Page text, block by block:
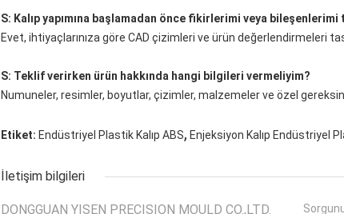
S: Kalıp yapımına başlamadan önce fikirlerimi veya
Evet, ihtiyaçlarınıza göre CAD çizimleri ve ürün değerlendirmeleri
S: Teklif verirken ürün hakkında hangi bilgileri vermeliyim?
Numuneler, resimler, boyutlar, çizimler, malzemeler ve özel
Etiket: Endüstriyel Plastik Kalıp ABS, Enjeksiyon Kalıp Endüstriyel
İletişim bilgileri
DONGGUAN YISEN PRECISION MOULD CO.,LTD.